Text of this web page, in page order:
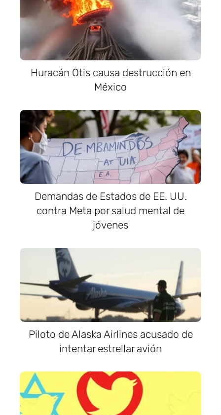
Huracán Otis causa destrucción en
México
Demandas de Estados de EE. UU.
contra Meta por salud mental de
jóvenes
Piloto de Alaska Airlines acusado de
intentar estrellar avión